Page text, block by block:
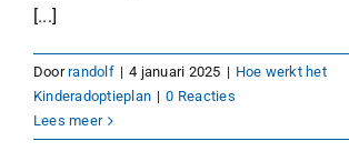
[...]
Doorrandolf | 4 januari 2025 | Hoe werkt het
Kinderadoptieplan | 0 Reacties
Lees meer